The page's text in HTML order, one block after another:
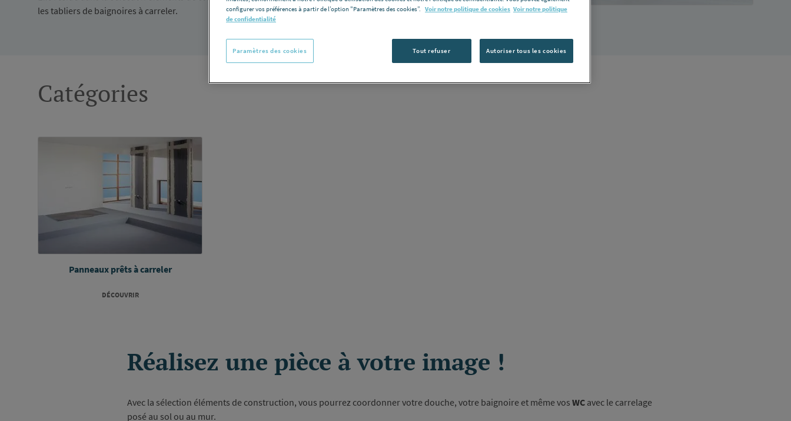
les tabliers de baignoires à carreler.
Catégories
Panneaux prêts à carreler
DÉCOUVRIR
Réalisez une pièce à votre image !
Avec la sélection éléments de construction, vous pourrez coordonner votre douche, votre baignoire et même vos WC avec le carrelage
posé au sol ou au mur.
configurer vos préférences à partir de l’option "Paramètres des cookies”. Voir notre politique de cookies Voir notre politique
de confidentialité
Tout refuser Autoriser tous les cookies
Paramètres des cookies